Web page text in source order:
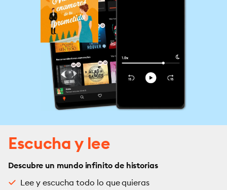
Escucha y lee
Descubre un mundo infinito de historias
Lee y escucha todo lo que quieras